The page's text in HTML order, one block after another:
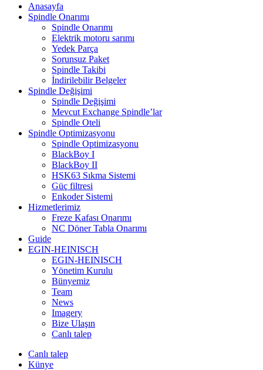
Anasayfa
Spindle Onarımı
Spindle Onarımı
Elektrik motoru sarımı
Yedek Parça
Sorunsuz Paket
Spindle Takibi
İndirilebilir Belgeler
Spindle Değişimi
Spindle Değişimi
Mevcut Exchange Spindle’lar
Spindle Oteli
Spindle Optimizasyonu
Spindle Optimizasyonu
BlackBoy I
BlackBoy II
HSK63 Sıkma Sistemi
Güç filtresi
Enkoder Sistemi
Hizmetlerimiz
Freze Kafası Onarımı
NC Döner Tabla Onarımı
Guide
EGIN-HEINISCH
EGIN-HEINISCH
Yönetim Kurulu
Bünyemiz
Team
News
Imagery
Bize Ulaşın
Canlı talep
Canlı talep
Künye